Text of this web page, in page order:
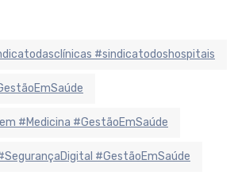
#sindicatodoshospitais
#Medicina #GestãoEmSaúde
#GestãoEmSaúde